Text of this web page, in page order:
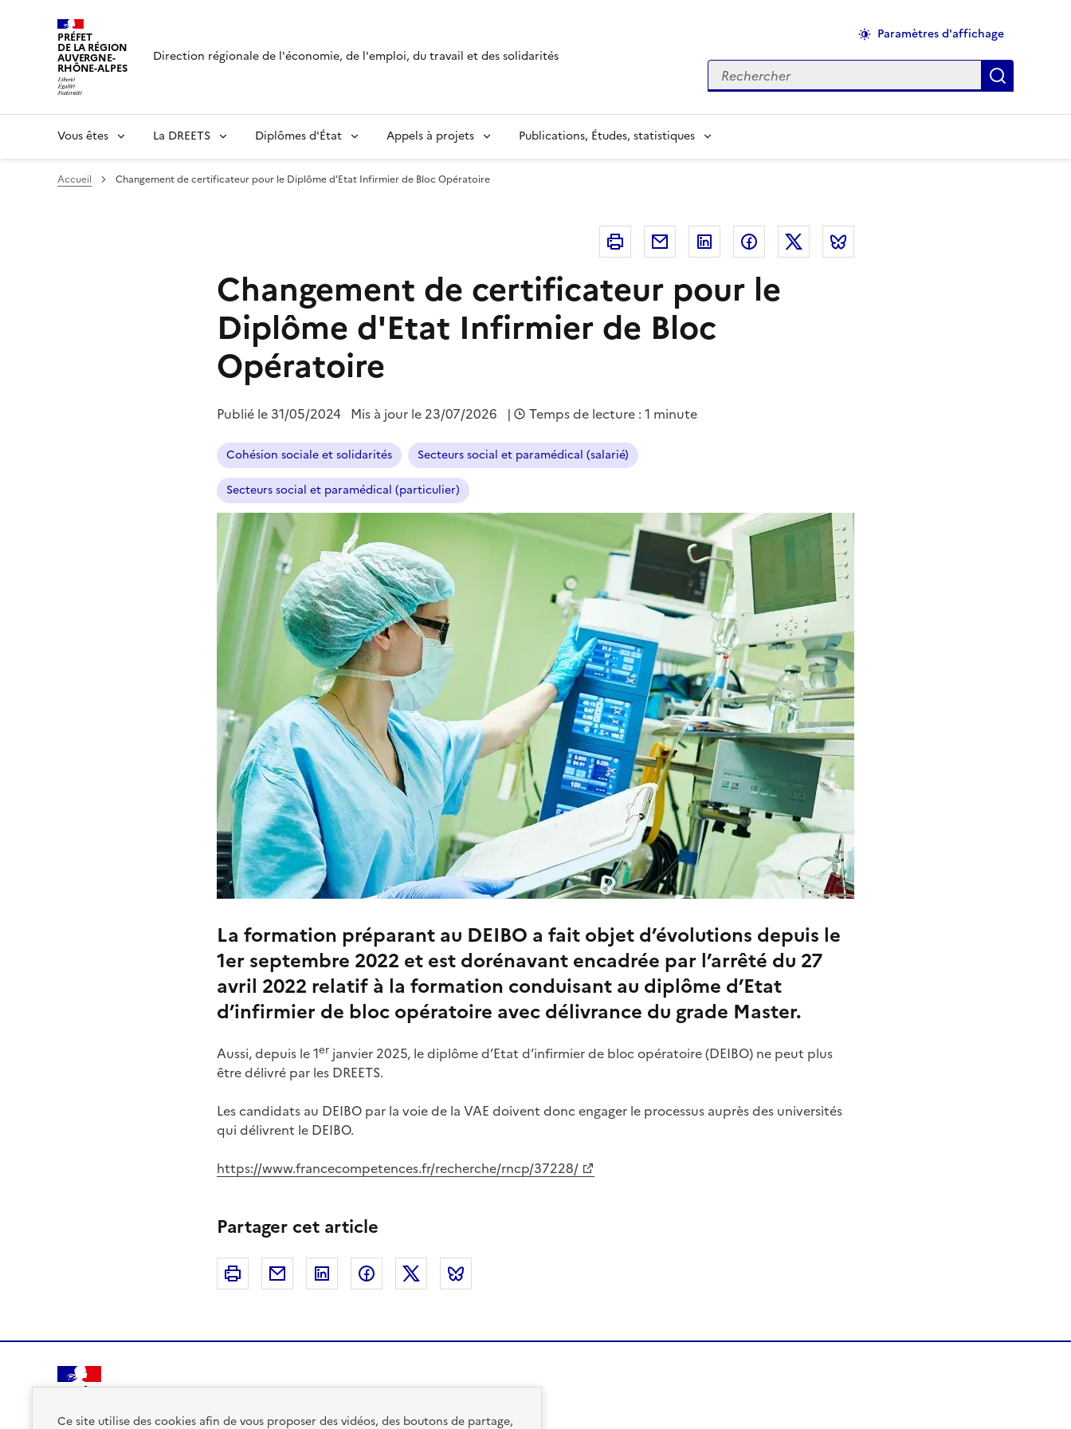
Ce site utilise des cookies afin de vous proposer des vidéos, des boutons de partage,
PRÉFET
DE LA RÉGION
AUVERGNE-
RHÔNE-ALPES
Direction régionale de l'économie, de l'emploi, du travail et des solidarités
Paramètres d'affichage
Rechercher
Vous êtes La DREETS Diplômes d'État Appels à projets Publications, Études, statistiques
Accueil Changement de certificateur pour le Diplôme d'Etat Infirmier de Bloc Opératoire
Imprimer Courriel Linkedin FacebookTwitter
Changement de certificateur pour le
Diplôme d'Etat Infirmier de Bloc
Opératoire
Publié le 31/05/2024 Mis à jour le 23/07/2026 | Temps de lecture : 1 minute
Cohésion sociale et solidarités Secteurs social et paramédical (salarié)
Secteurs social et paramédical (particulier)
La formation préparant au DEIBO a fait objet d’évolutions depuis le
1er septembre 2022 et est dorénavant encadrée par l’arrêté du 27
avril 2022 relatif à la formation conduisant au diplôme d’Etat
d’infirmier de bloc opératoire avec délivrance du grade Master.
Aussi, depuis le 1er janvier 2025, le diplôme d’Etat d’infirmier de bloc opératoire (DEIBO) ne peut plus
être délivré par les DREETS.
Les candidats au DEIBO par la voie de la VAE doivent donc engager le processus auprès des universités
qui délivrent le DEIBO.
https://www.francecompetences.fr/recherche/rncp/37228/
Partager cet article
Imprimer Courriel Linkedin FacebookTwitter
PRÉFET
DE LA RÉGION